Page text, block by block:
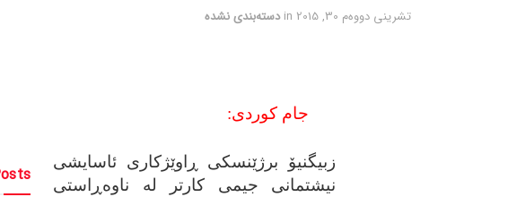
تشرینی دووه‌م 30, 2015 in دسته‌بندی نشده
جام کوردی:
زبیگنیۆ برژێنسکی ڕاوێژکاری ئاسایشی
نیشتمانی جیمی کارتر له‌ ناوه‌ڕاستی